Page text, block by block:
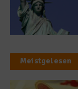
Meistgelesen